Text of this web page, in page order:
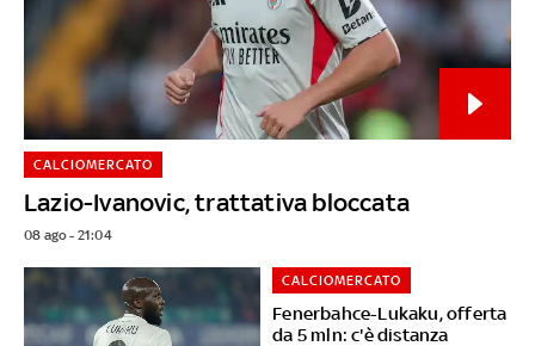
Lazio-Ivanovic, trattativa bloccata
CALCIOMERCATO
08 ago - 21:04
Fenerbahce-Lukaku, offerta
da 5 mln: c'è distanza
CALCIOMERCATO